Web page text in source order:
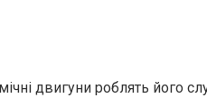
двигуни роблять його